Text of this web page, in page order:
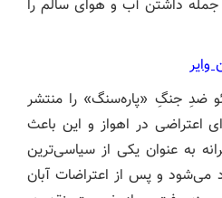
جمله داشتن آب و هوای سالم را
ویدئو ضدِ جنگِ «پاره‌سنگ» را منتشر
اعتراضی در اهواز و این باعث
به عنوان یکی از سیاسی‌ترین
می‌شود و پس از اعتراضات آبان